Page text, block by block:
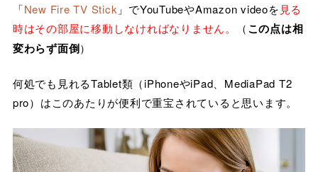
「New Fire TV Stick 」でYouTubeやAmazon videoを 見る
時はその部屋に移動しなければなりません。
（この点は相
変わらず面倒）
何処でも見れるTablet類（iPhoneやiPad、MediaPad T2
pro）はこのあたりが便利で重宝されていると思います。